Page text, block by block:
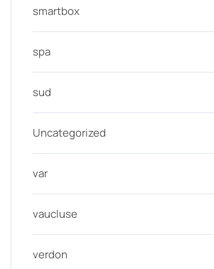
smartbox
spa
sud
Uncategorized
var
vaucluse
verdon